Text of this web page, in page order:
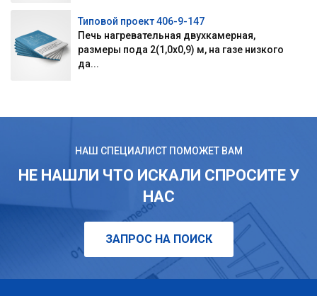
Типовой проект 406-9-147
Печь нагревательная двухкамерная,
размеры пода 2(1,0х0,9) м, на газе низкого
да...
НАШ СПЕЦИАЛИСТ ПОМОЖЕТ ВАМ
НЕ НАШЛИ ЧТО ИСКАЛИ СПРОСИТЕ У
НАС
ЗАПРОС НА ПОИСК